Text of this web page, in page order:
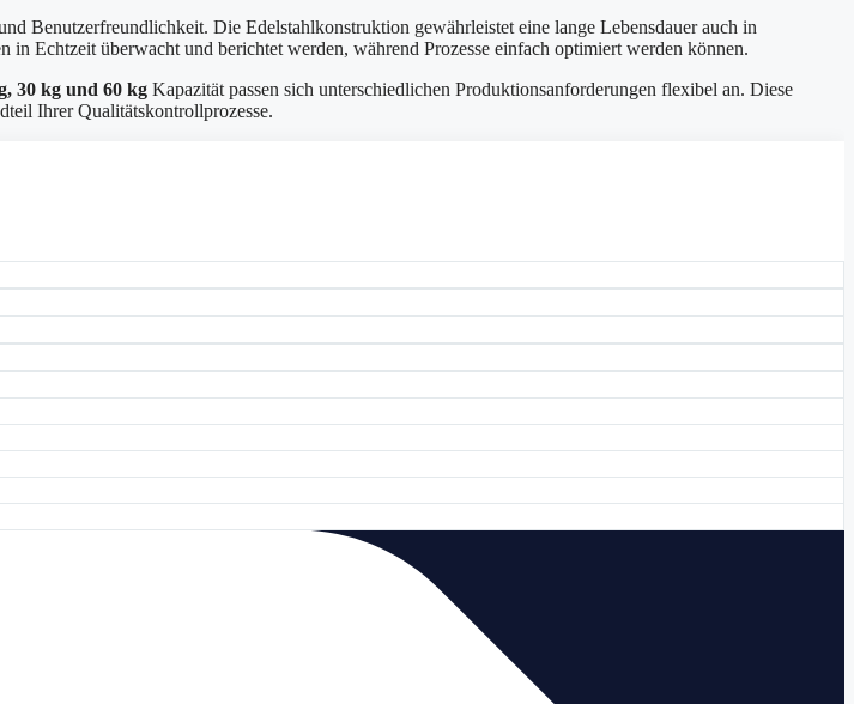
Benutzerfreundlichkeit. Die Edelstahlkonstruktion gewährleistet eine lange Lebensdauer auch in
Echtzeit überwacht und berichtet werden, während Prozesse einfach optimiert werden können.
30 kg und 60 kg Kapazität passen sich unterschiedlichen Produktionsanforderungen flexibel an. Diese
Ihrer Qualitätskontrollprozesse.